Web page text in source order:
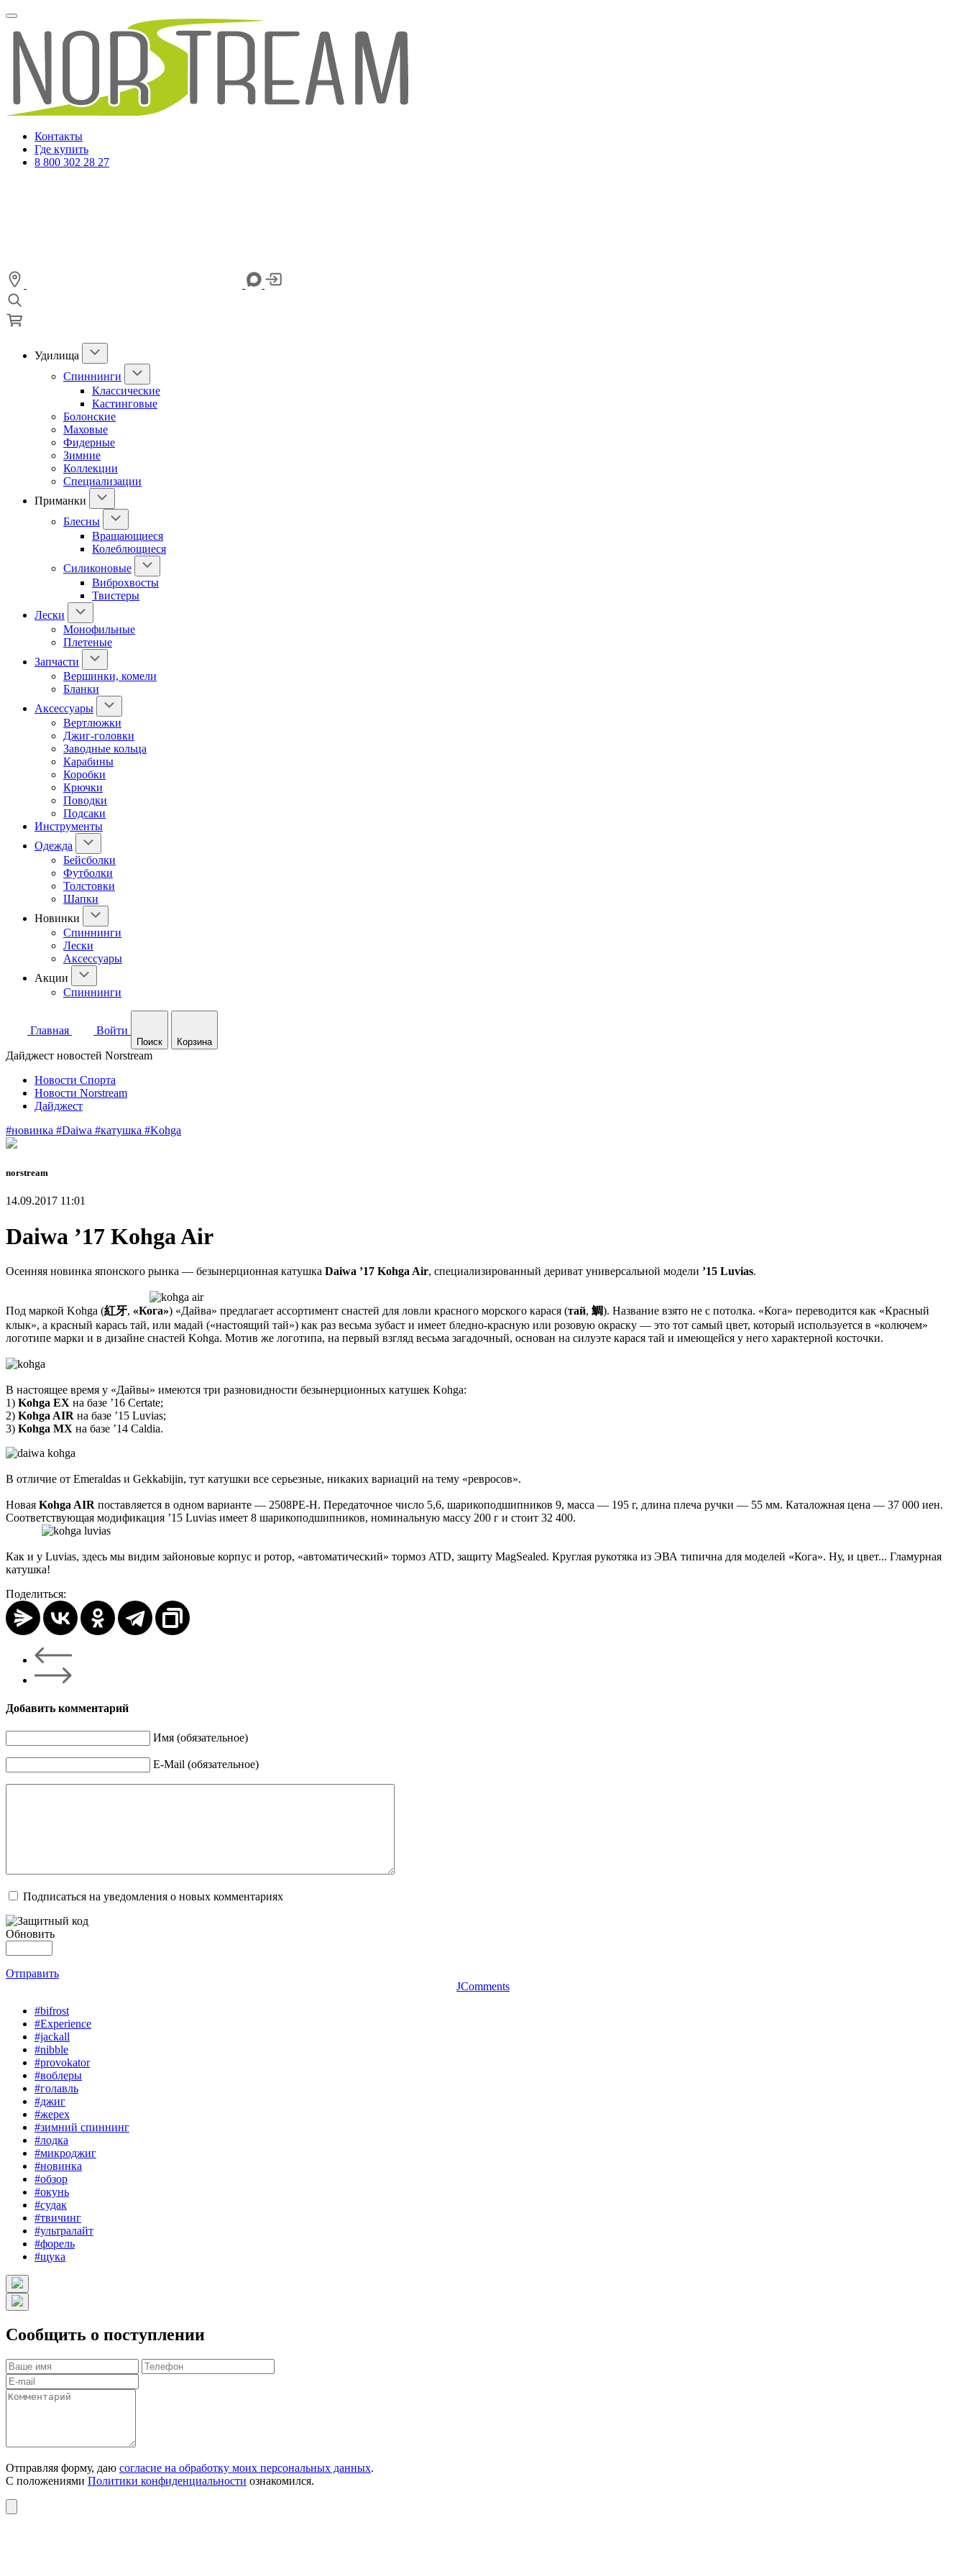
Контакты
Где купить
8 800 302 28 27
Удилища
Спиннинги
Классические
Кастинговые
Болонские
Маховые
Фидерные
Зимние
Коллекции
Специализации
Приманки
Блесны
Вращающиеся
Колеблющиеся
Силиконовые
Виброхвосты
Твистеры
Лески
Монофильные
Плетеные
Запчасти
Вершинки, комели
Бланки
Аксессуары
Вертлюжки
Джиг-головки
Заводные кольца
Карабины
Коробки
Крючки
Поводки
Подсаки
Инструменты
Одежда
Бейсболки
Футболки
Толстовки
Шапки
Новинки
Спиннинги
Лески
Аксессуары
Акции
Спиннинги
Главная Войти
Поиск Корзина
Дайджест новостей Norstream
Новости Спорта
Новости Norstream
Дайджест
#новинка #Daiwa #катушка #Kohga
norstream
14.09.2017 11:01
Daiwa ’17 Kohga Air
Осенняя новинка японского рынка — безынерционная катушка Daiwa ’17 Kohga Air, специализированный дериват универсальной модели ’15 Luvias.
Под маркой Kohga (紅牙, «Кога») «Дайва» предлагает ассортимент снастей для ловли красного морского карася (тай, 鯛). Название взято не с потолка. «Кога» переводится как «Красный
клык», а красный карась тай, или мадай («настоящий тай») как раз весьма зубаст и имеет бледно-красную или розовую окраску — это тот самый цвет, который используется в «колючем»
логотипе марки и в дизайне снастей Kohga. Мотив же логотипа, на первый взгляд весьма загадочный, основан на силуэте карася тай и имеющейся у него характерной косточки.
В настоящее время у «Дайвы» имеются три разновидности безынерционных катушек Kohga:
1) Kohga EX на базе ’16 Certate;
2) Kohga AIR на базе ’15 Luvias;
3) Kohga MX на базе ’14 Caldia.
В отличие от Emeraldas и Gekkabijin, тут катушки все серьезные, никаких вариаций на тему «ревросов».
Новая Kohga AIR поставляется в одном варианте — 2508PE-H. Передаточное число 5,6, шарикоподшипников 9, масса — 195 г, длина плеча ручки — 55 мм. Каталожная цена — 37 000 иен.
Соответствующая модификация ’15 Luvias имеет 8 шарикоподшипников, номинальную массу 200 г и стоит 32 400.
Как и у Luvias, здесь мы видим зайоновые корпус и ротор, «автоматический» тормоз ATD, защиту MagSealed. Круглая рукотяка из ЭВА типична для моделей «Кога». Ну, и цвет... Гламурная
катушка!
Поделиться:
Добавить комментарий
Имя (обязательное)
E-Mail (обязательное)
Подписаться на уведомления о новых комментариях
Обновить
Отправить
JComments
#bifrost
#Experience
#jackall
#nibble
#provokator
#воблеры
#голавль
#джиг
#жерех
#зимний спиннинг
#лодка
#микроджиг
#новинка
#обзор
#окунь
#судак
#твичинг
#ультралайт
#форель
#щука
Сообщить о поступлении
Отправляя форму, даю согласие на обработку моих персональных данных.
С положениями Политики конфиденциальности ознакомился.